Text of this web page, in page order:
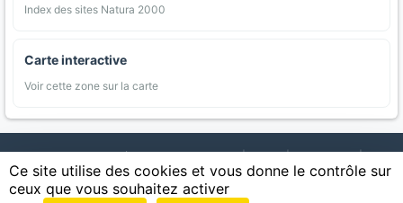
Index des sites Natura 2000
Carte interactive
Voir cette zone sur la carte
AgriMap — Données agricoles ouvertes | Carte | Communes |
Appellations | Regions | Cultures | Zones protégées | Forets |
Littoral | Espaces naturels | Statistiques
Ce site utilise des cookies et vous donne le contrôle sur
ceux que vous souhaitez activer